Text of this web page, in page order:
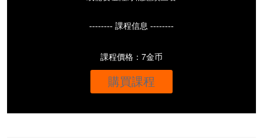
-------- 課程信息 --------
課程價格：7金币
購買課程